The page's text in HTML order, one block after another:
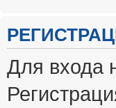
Для входа